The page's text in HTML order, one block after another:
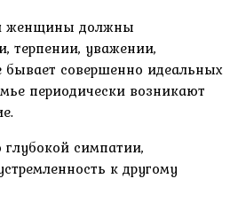
женщины должны
терпении, уважении,
бывает совершенно идеальных
периодически возникают
симпатии,
к другому